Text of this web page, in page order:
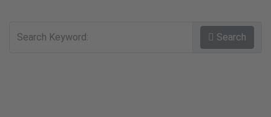
Search